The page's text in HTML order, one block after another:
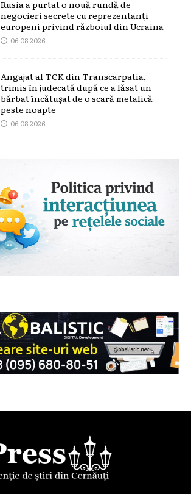
Rusia a purtat o nouă rundă de
negocieri secrete cu reprezentanți
europeni privind războiul din Ucraina
06.08.2026
Angajat al TCK din Transcarpatia,
trimis în judecată după ce a lăsat un
bărbat încătușat de o scară metalică
peste noapte
06.08.2026